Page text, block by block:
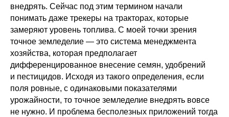
внедрять. Сейчас под этим термином начали
понимать даже трекеры на тракторах, которые
замеряют уровень топлива. С моей точки зрения
точное земледелие — это система менеджмента
хозяйства, которая предполагает
дифференцированное внесение семян, удобрений
и пестицидов. Исходя из такого определения, если
поля ровные, с одинаковыми показателями
урожайности, то точное земледелие внедрять вовсе
не нужно. И проблема бесполезных приложений тогда